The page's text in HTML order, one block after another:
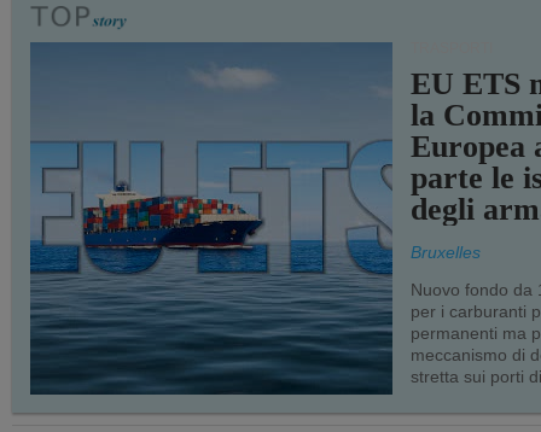
EU ETS
la
Europea
parte le
degli
Bruxelles
Nuovo fondo da
per i carburanti
permanenti ma
meccanismo di
stretta sui porti